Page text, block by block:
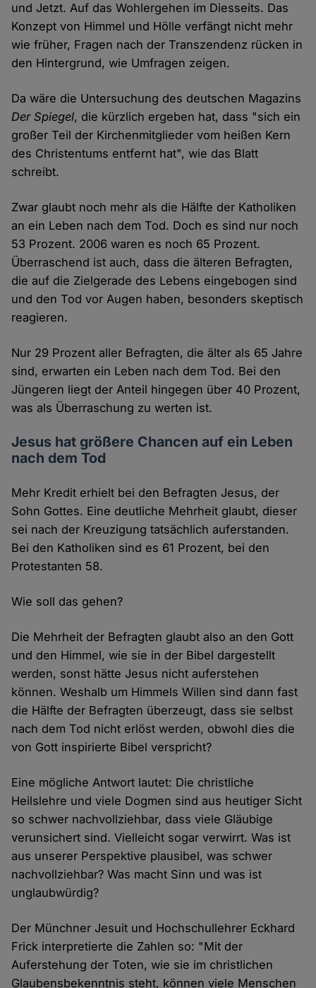
und Jetzt. Auf das Wohlergehen im Diesseits. Das
Konzept von Himmel und Hölle verfängt nicht mehr
wie früher, Fragen nach der Transzendenz rücken in
den Hintergrund, wie Umfragen zeigen.
Da wäre die Untersuchung des deutschen Magazins
Der Spiegel, die kürzlich ergeben hat, dass "sich ein
großer Teil der Kirchenmitglieder vom heißen Kern
des Christentums entfernt hat", wie das Blatt
schreibt.
Zwar glaubt noch mehr als die Hälfte der Katholiken
an ein Leben nach dem Tod. Doch es sind nur noch
53 Prozent. 2006 waren es noch 65 Prozent.
Überraschend ist auch, dass die älteren Befragten,
die auf die Zielgerade des Lebens eingebogen sind
und den Tod vor Augen haben, besonders skeptisch
reagieren.
Nur 29 Prozent aller Befragten, die älter als 65 Jahre
sind, erwarten ein Leben nach dem Tod. Bei den
Jüngeren liegt der Anteil hingegen über 40 Prozent,
was als Überraschung zu werten ist.
Jesus hat größere Chancen auf ein Leben
nach dem Tod
Mehr Kredit erhielt bei den Befragten Jesus, der
Sohn Gottes. Eine deutliche Mehrheit glaubt, dieser
sei nach der Kreuzigung tatsächlich auferstanden.
Bei den Katholiken sind es 61 Prozent, bei den
Protestanten 58.
Wie soll das gehen?
Die Mehrheit der Befragten glaubt also an den Gott
und den Himmel, wie sie in der Bibel dargestellt
werden, sonst hätte Jesus nicht auferstehen
können. Weshalb um Himmels Willen sind dann fast
die Hälfte der Befragten überzeugt, dass sie selbst
nach dem Tod nicht erlöst werden, obwohl dies die
von Gott inspirierte Bibel verspricht?
Eine mögliche Antwort lautet: Die christliche
Heilslehre und viele Dogmen sind aus heutiger Sicht
so schwer nachvollziehbar, dass viele Gläubige
verunsichert sind. Vielleicht sogar verwirrt. Was ist
aus unserer Perspektive plausibel, was schwer
nachvollziehbar? Was macht Sinn und was ist
unglaubwürdig?
Der Münchner Jesuit und Hochschullehrer Eckhard
Frick interpretierte die Zahlen so: "Mit der
Auferstehung der Toten, wie sie im christlichen
Glaubensbekenntnis steht, können viele Menschen